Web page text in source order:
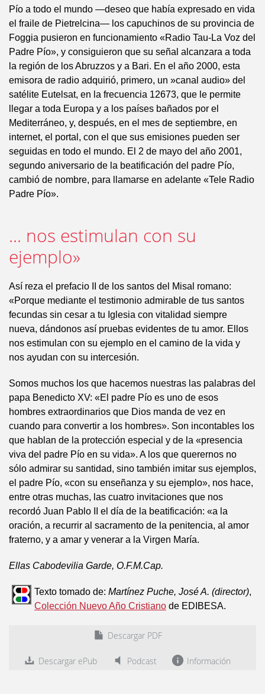
Pío a todo el mundo —deseo que había expresado en vida
el fraile de Pietrelcina— los capuchinos de su provincia de
Foggia pusieron en funcionamiento «Radio Tau-La Voz del
Padre Pío», y consiguieron que su señal alcanzara a toda
la región de los Abruzzos y a Bari. En el año 2000, esta
emisora de radio adquirió, primero, un »canal audio» del
satélite Eutelsat, en la frecuencia 12673, que le permite
llegar a toda Europa y a los países bañados por el
Mediterráneo, y, después, en el mes de septiembre, en
internet, el portal, con el que sus emisiones pueden ser
seguidas en todo el mundo. El 2 de mayo del año 2001,
segundo aniversario de la beatificación del padre Pío,
cambió de nombre, para llamarse en adelante «Tele Radio
Padre Pío».
... nos estimulan con su
ejemplo»
Así reza el prefacio II de los santos del Misal romano:
«Porque mediante el testimonio admirable de tus santos
fecundas sin cesar a tu Iglesia con vitalidad siempre
nueva, dándonos así pruebas evidentes de tu amor. Ellos
nos estimulan con su ejemplo en el camino de la vida y
nos ayudan con su intercesión.
Somos muchos los que hacemos nuestras las palabras del
papa Benedicto XV: «El padre Pío es uno de esos
hombres extraordinarios que Dios manda de vez en
cuando para convertir a los hombres». Son incontables los
que hablan de la protección especial y de la «presencia
viva del padre Pío en su vida». A los que querernos no
sólo admirar su santidad, sino también imitar sus ejemplos,
el padre Pío, «con su enseñanza y su ejemplo», nos hace,
entre otras muchas, las cuatro invitaciones que nos
recordó Juan Pablo II el día de la beatificación: «a la
oración, a recurrir al sacramento de la penitencia, al amor
fraterno, y a amar y venerar a la Virgen María.
Ellas Cabodevilia Garde, O.F.M.Cap.
Texto tomado de: Martínez Puche, José A. (director),
Colección Nuevo Año Cristiano de EDIBESA.
Descargar PDF
Descargar ePub Podcast Información